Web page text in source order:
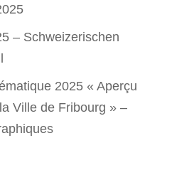
– Schweizerischen
2025 « Aperçu
Ville de Fribourg » –